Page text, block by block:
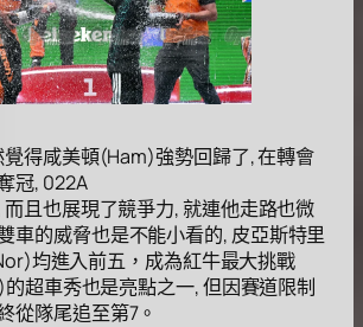
得咸美頓(Ham)強勢回歸了, 在轉會
冠, 022A
且也展現了競爭力, 就連他走路也微
車的威脅也是不能小看的, 皮亞斯特里
均進入前五，成為紅牛最大挑戰
超車秀也是亮點之一, 但因賽道限制
從隊尾追至第7。